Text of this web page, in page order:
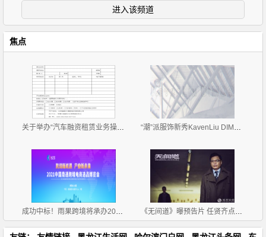
进入该频道
焦点
关于举办“汽车融资租赁业务操作流程、风险控制与 租 “潮”派服饰新秀KavenLiu DIMOR 2019招商正式拉开帷
成功中标！雨果跨境将承办2021中国南通跨境电商选品博 《无间道》曝预告片 任贤齐点燃卧底世界新魅力